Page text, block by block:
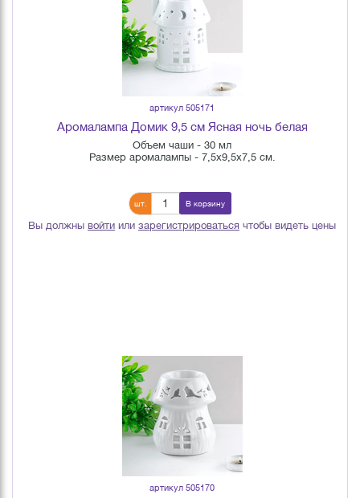
артикул 505171
Аромалампа Домик 9,5 см Ясная ночь белая
Объем чаши - 30 мл
Размер аромалампы - 7,5х9,5х7,5 см.
шт. В корзину
Вы должны войти или зарегистрироваться чтобы видеть цены
артикул 505170